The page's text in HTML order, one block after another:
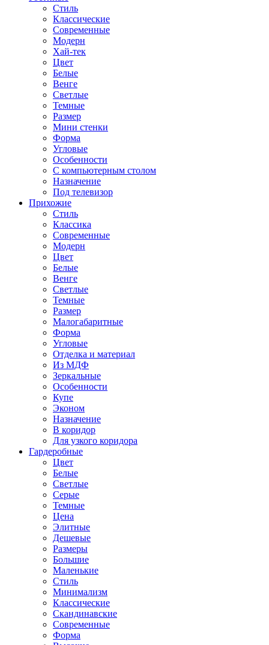
Стиль
Классические
Современные
Модерн
Хай-тек
Цвет
Белые
Венге
Светлые
Темные
Размер
Мини стенки
Форма
Угловые
Особенности
С компьютерным столом
Назначение
Под телевизор
Прихожие
Стиль
Классика
Современные
Модерн
Цвет
Белые
Венге
Светлые
Темные
Размер
Малогабаритные
Форма
Угловые
Отделка и материал
Из МДФ
Зеркальные
Особенности
Купе
Эконом
Назначение
В коридор
Для узкого коридора
Гардеробные
Цвет
Белые
Светлые
Серые
Темные
Цена
Элитные
Дешевые
Размеры
Большие
Маленькие
Стиль
Минимализм
Классические
Скандинавские
Современные
Форма